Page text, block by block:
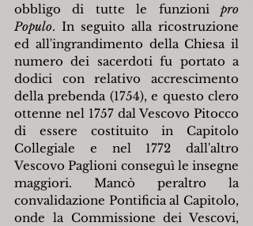
obbligo di tutte le funzioni pro
Populo. In seguito alla ricostruzione
ed all'ingrandimento della Chiesa il
numero dei sacerdoti fu portato a
dodici con relativo accrescimento
della prebenda (1754), e questo clero
ottenne nel 1757 dal Vescovo Pitocco
di essere costituito in Capitolo
Collegiale e nel 1772 dall'altro
Vescovo Paglioni conseguì le insegne
maggiori. Mancò peraltro la
convalidazione Pontificia al Capitolo,
onde la Commissione dei Vescovi,